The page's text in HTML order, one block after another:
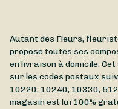
Autant des Fleurs,
propose toutes ses
en livraison à domicile.
sur les codes postaux
10220, 10240, 10330,
magasin est lui 100%